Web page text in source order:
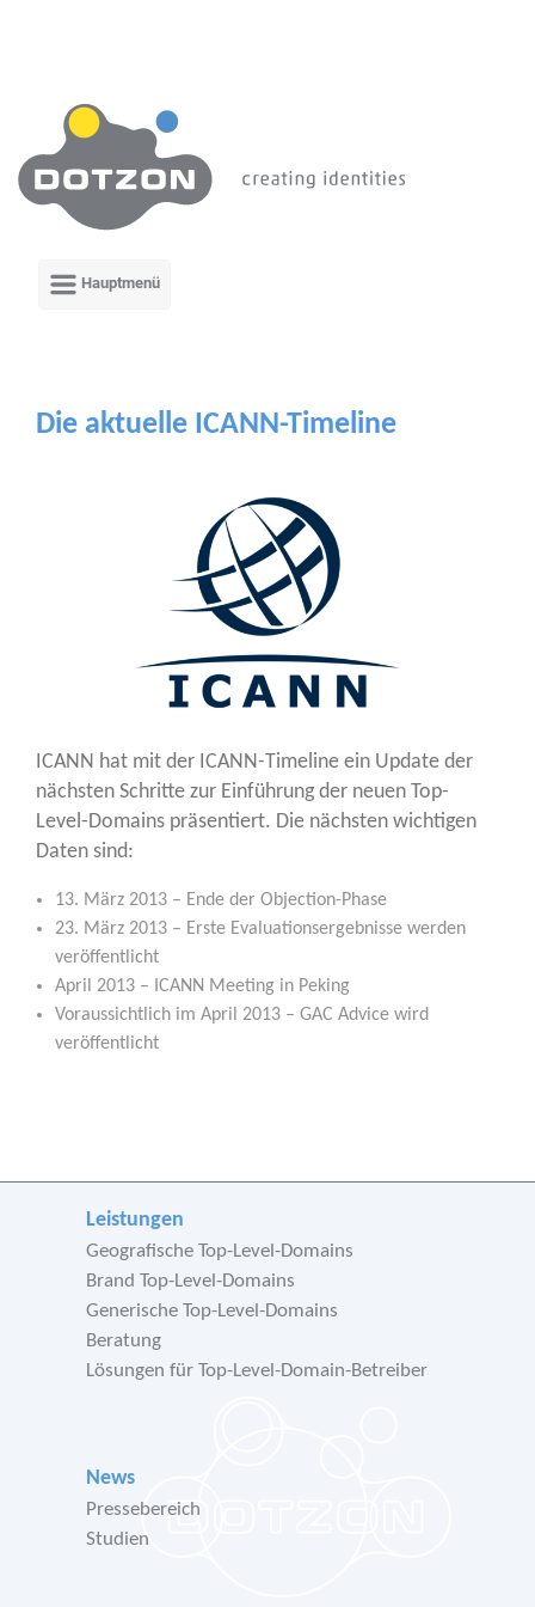
Die aktuelle ICANN-Timeline
ICANN hat mit der ICANN-Time­line ein Update der
nächs­ten Schrit­te zur Ein­füh­rung der neu­en Top-
Level-Domains prä­sen­tiert. Die nächs­ten wich­ti­gen
Daten sind:
13. März 2013 – Ende der Objection-Phase
23. März 2013 – Ers­te Eva­lua­ti­ons­er­geb­nis­se wer­den
veröffentlicht
April 2013 – ICANN Mee­ting in Peking
Vor­aus­sicht­lich im April 2013 – GAC Advice wird
veröffentlicht
Leistungen
Geografische Top-Level-Domains
Brand Top-Level-Domains
Generische Top-Level-Domains
Beratung
Lösungen für Top-Level-Domain-Betreiber
News
Pressebereich
Studien